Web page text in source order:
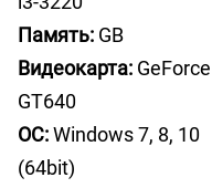
Память: GB
Видеокарта: GeForce
GT640
ОС:Windows 7, 8, 10
(64bit)